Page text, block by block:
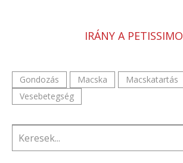
IRÁNY A PETISSIMO
Gondozás Macska Macskatartás
Vesebetegség